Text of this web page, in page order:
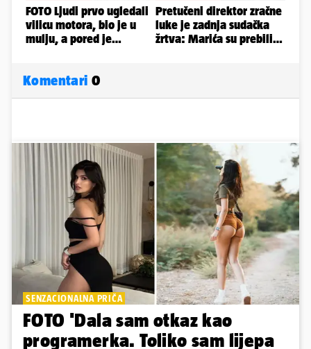
Komentari 0
SENZACIONALNA PRIČA
FOTO 'Dala sam otkaz kao
programerka. Toliko sam lijepa